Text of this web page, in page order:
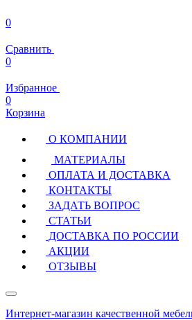
0
Сравнить
0
Избранное
0
Корзина
О КОМПАНИИ
МАТЕРИАЛЫ
ОПЛАТА И ДОСТАВКА
КОНТАКТЫ
ЗАДАТЬ ВОПРОС
СТАТЬИ
ДОСТАВКА ПО РОССИИ
АКЦИИ
ОТЗЫВЫ
Интернет-магазин качественной